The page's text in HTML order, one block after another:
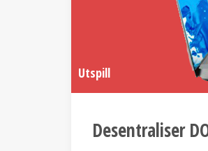
Utspill
Desentraliser